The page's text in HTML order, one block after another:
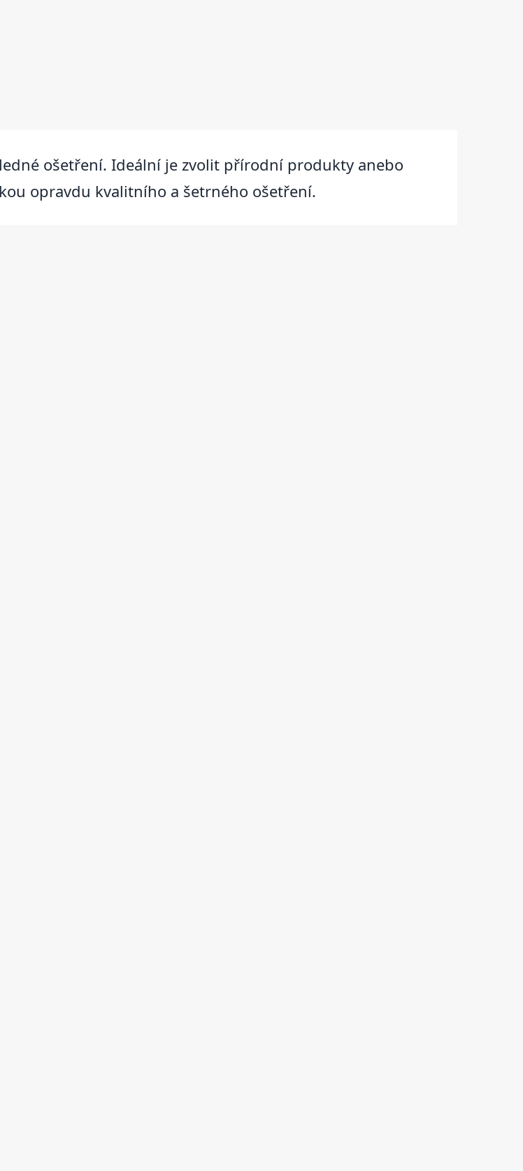
ošetření. Ideální je zvolit přírodní produkty anebo
opravdu kvalitního a šetrného ošetření.